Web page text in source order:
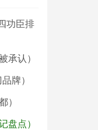
功臣排
承认）
牌）
）
盘点）